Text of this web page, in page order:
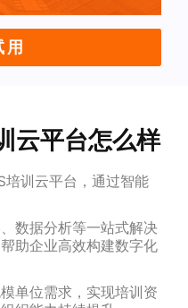
用
云平台怎么样
培训云平台，通过智能
数据分析等一站式解决
助企业高效构建数字化
单位需求，实现培训资